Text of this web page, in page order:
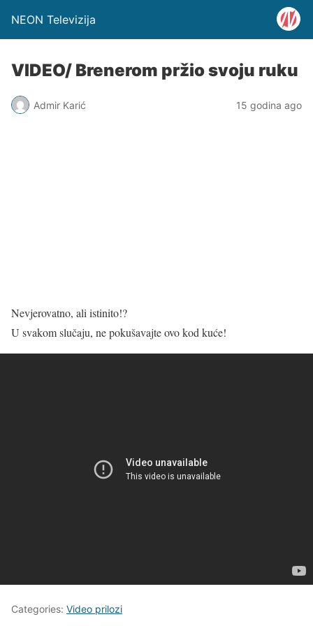
NEON Televizija
VIDEO/ Brenerom pržio svoju ruku
Admir Karić 15 godina ago
Nevjerovatno, ali istinito!?
U svakom slučaju, ne pokušavajte ovo kod kuće!
Categories: Video prilozi